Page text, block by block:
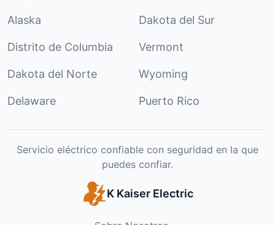
Alaska Dakota del Sur
Distrito de Columbia Vermont
Dakota del Norte Wyoming
Delaware Puerto Rico
Servicio eléctrico confiable con seguridad en la que
puedes confiar.
K Kaiser Electric